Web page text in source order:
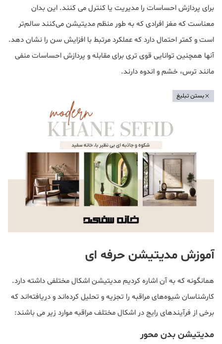
برای پردازش احساسات را مدیریت یا کنترل می کنند. این بدان
معناست که مغز افرادی که به طور منظم مدیتیشن می‌کنند سالم‌تر
است و کمتر احتمال دارد که عملکرد مرتبط با افزایش سن را نشان دهد.
آنها همچنین توانایی قوی تری برای مقابله و پردازش احساسات منفی
مانند ترس، خشم و اندوه دارند.
بستن تبلیغ
آموزش مدیتیشن حرفه ای
همانگونه که به آن اشاره کردیم مدیتیشن اشکال مختلفی داشته دارد.
کارشناسان شیوه‌های مراقبه را تجزیه و تحلیل کرده‌اند و دریافته‌اند که
برخی از فرآیندهای رایج در اشکال مختلف مراقبه موارد زیر می باشند:
مدیتیشن بدن محور